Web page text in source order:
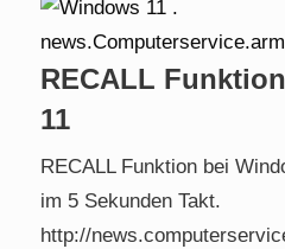
RECALL
11
RECALL Funktion bei
im 5 Sekunden Takt.
http://